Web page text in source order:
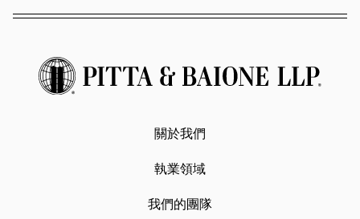
關於我們
執業領域
我們的團隊